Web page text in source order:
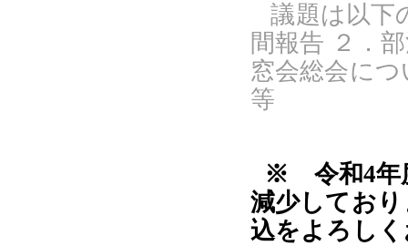
議題は以下
間報告 ２．
窓会総会に
等
※ 令和4年
減少してお
込をよろし